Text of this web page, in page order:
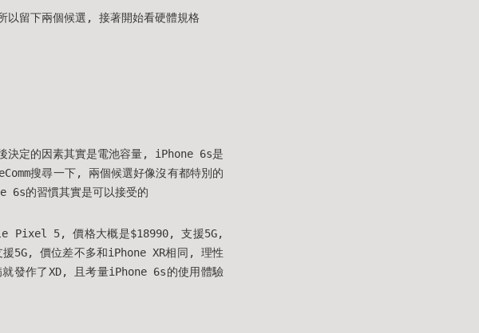
以留下兩個候選, 接著開始看硬體規格
決定的因素其實是電池容量, iPhone 6s是
搜尋一下, 兩個候選好像沒有都特別的
6s的習慣其實是可以接受的
Pixel 5, 價格大概是$18990, 支援5G,
5G, 價位差不多和iPhone XR相同, 理性
發作了XD, 且考量iPhone 6s的使用體驗